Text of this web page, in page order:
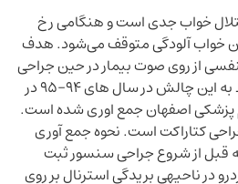
خواب جدی است و هنگامی رخ
خواب آلودگی متوقف می‌شود. هدف
از روی صوت بیمار در حین جراحی
است. داده های صوتی مربوط به این چالش در سال های 94-95 در
پزشکی اصفهان جمع اوری شده است.
کتاراکت است. نحوه جمع آوری
قبل از شروع جراحی سنسور ثبت
در ناحیه­ی بریدگی استرنال بر روی